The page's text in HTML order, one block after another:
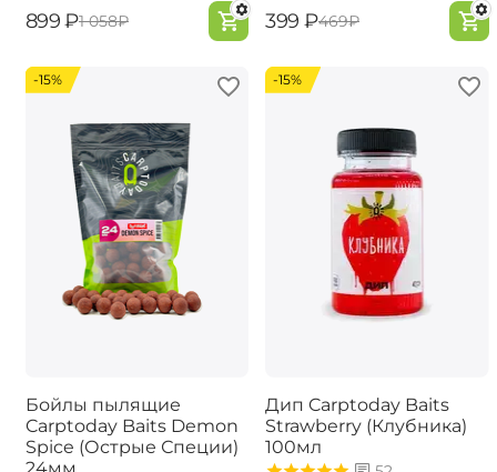
‍899‍ ₽‍1 058‍₽ ‍399‍ ₽‍469‍₽
-15%
Бойлы пылящие
Carptoday Baits Demon
Spice (Острые Специи)
-15%
Дип Carptoday Baits
Strawberry (Клубника)
100мл